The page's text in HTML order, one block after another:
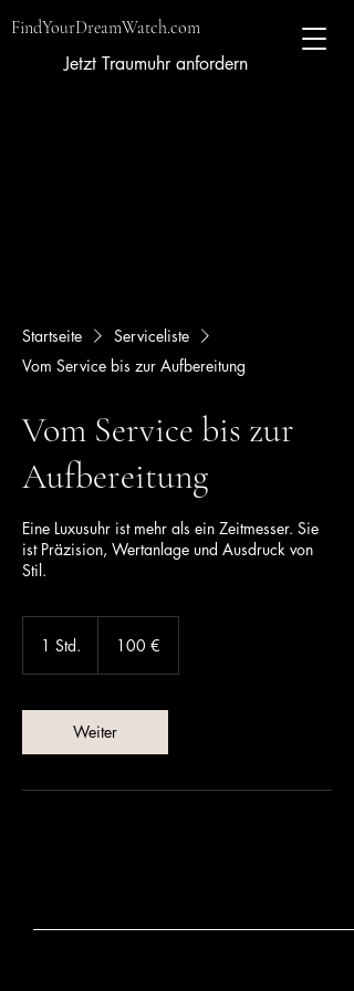
FindYourDreamWatch.com
Jetzt Traumuhr anfordern
Startseite
Serviceliste
Vom Service bis zur Aufbereitung
Vom Service bis zur
Aufbereitung
Eine Luxusuhr ist mehr als ein Zeitmesser. Sie
ist Präzision, Wertanlage und Ausdruck von
Stil.
1 Std.
d
100 €
Weiter